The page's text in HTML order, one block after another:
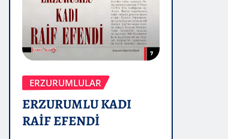
ERZURUMLULAR
ERZURUMLU KADI
RAİF EFENDİ